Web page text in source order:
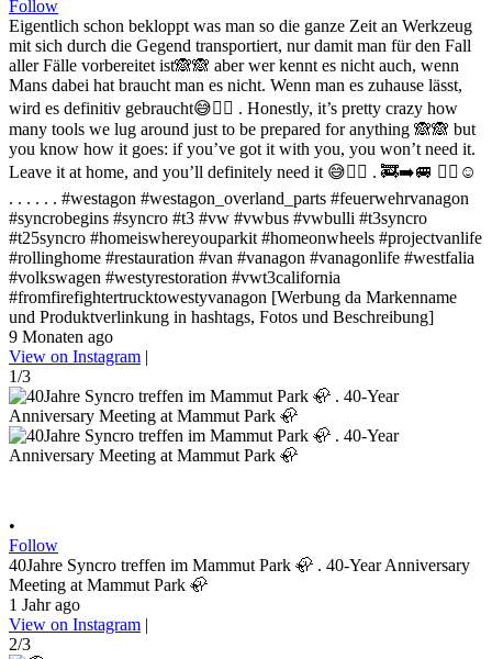
Follow
Eigentlich schon bekloppt was man so die ganze Zeit an Werkzeug
mit sich durch die Gegend transportiert, nur damit man für den Fall
aller Fälle vorbereitet ist🙈🙈 aber wer kennt es nicht auch, wenn
Mans dabei hat braucht man es nicht. Wenn man es zuhause lässt,
wird es definitiv gebraucht😅✌🏻 . Honestly, it’s pretty crazy how
many tools we lug around just to be prepared for anything 🙈🙈 but
you know how it goes: if you’ve got it with you, you won’t need it.
Leave it at home, and you’ll definitely need it 😅✌🏻 . 🚒➡️🚐 ✌🏻☺️
. . . . . . #westagon #westagon_overland_parts #feuerwehrvanagon
#syncrobegins #syncro #t3 #vw #vwbus #vwbulli #t3syncro
#t25syncro #homeiswhereyouparkit #homeonwheels #projectvanlife
#rollinghome #restauration #van #vanagon #vanagonlife #westfalia
#volkswagen #westyrestoration #vwt3california
#fromfirefightertrucktowestyvanagon [Werbung da Markenname
und Produktverlinkung in hashtags, Fotos und Beschreibung]
9 Monaten ago
View on Instagram |
1/3
•
Follow
40Jahre Syncro treffen im Mammut Park 🦣 . 40-Year Anniversary
Meeting at Mammut Park 🦣
1 Jahr ago
View on Instagram |
2/3